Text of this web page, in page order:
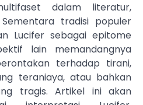
dalam literatur,
tradisi populer
Lucifer sebagai epitome
lain memandangnya
terhadap tirani,
teraniaya, atau bahkan
tragis. Artikel ini akan